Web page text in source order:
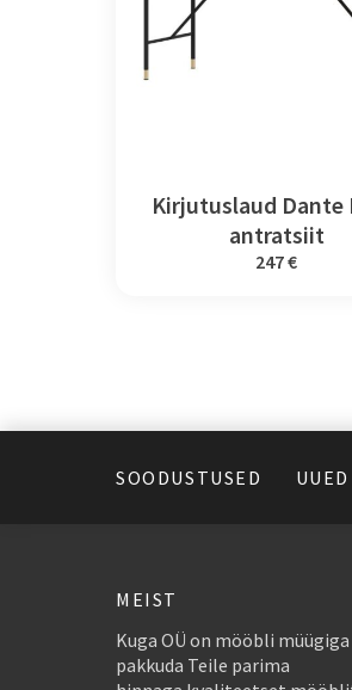
Kirjutuslaud Dante
antratsiit
247 €
SOODUSTUSED
MEIST
Kuga OÜ on mööbli
pakkuda Teile parima